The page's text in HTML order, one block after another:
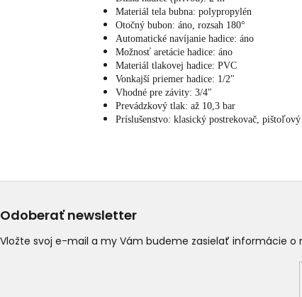
Materiál tela bubna: polypropylén
Otočný bubon: áno, rozsah 180°
Automatické navíjanie hadice: áno
Možnosť aretácie hadice: áno
Materiál tlakovej hadice: PVC
Vonkajší priemer hadice: 1/2"
Vhodné pre závity: 3/4"
Prevádzkový tlak: až 10,3 bar
Príslušenstvo: klasický postrekovač,
Odoberať newsletter
Vložte svoj e-mail a my Vám budeme zasielať informácie